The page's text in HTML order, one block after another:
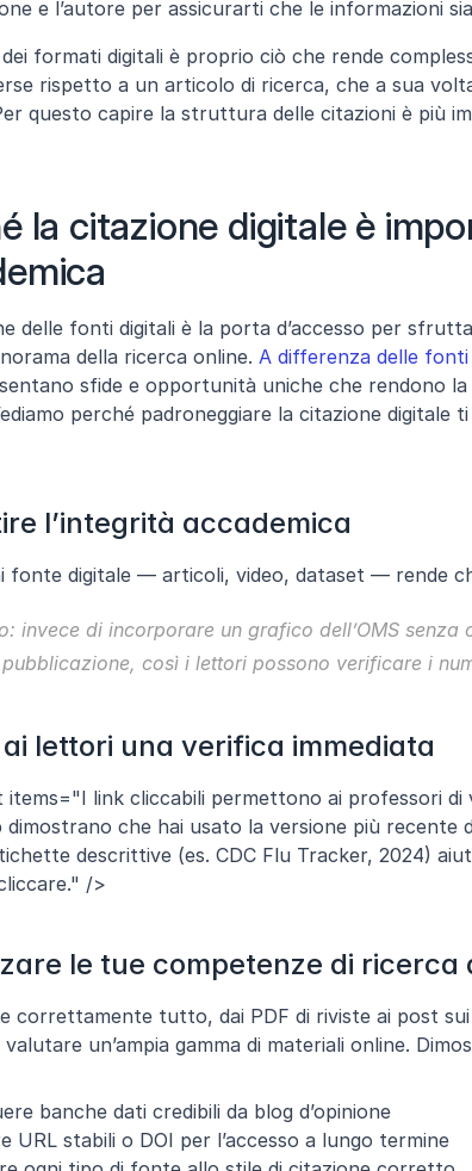
e l’autore per assicurarti che le informazioni
formati digitali è proprio ciò che rende
rispetto a un articolo di ricerca, che a sua
questo capire la struttura delle citazioni è più
la citazione digitale è
delle fonti digitali è la porta d’accesso per
della ricerca online. A differenza delle
sfide e opportunità uniche che rendono
perché padroneggiare la citazione digitale
l’integrità accademica
fonte digitale — articoli, video, dataset — rende
invece di incorporare un grafico dell’OMS
così i lettori possono verificare i
lettori una verifica immediata
items="I link cliccabili permettono ai professori
dimostrano che hai usato la versione più recente
descrittive (es. CDC Flu Tracker, 2024)
/>
le tue competenze di ricerca
correttamente tutto, dai PDF di riviste ai post sui
valutare un’ampia gamma di materiali online.
banche dati credibili da blog d’opinione
URL stabili o DOI per l’accesso a lungo termine